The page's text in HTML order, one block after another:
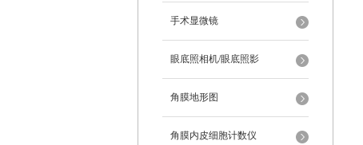
手术显微镜
眼底照相机/眼底照影
角膜地形图
角膜内皮细胞计数仪